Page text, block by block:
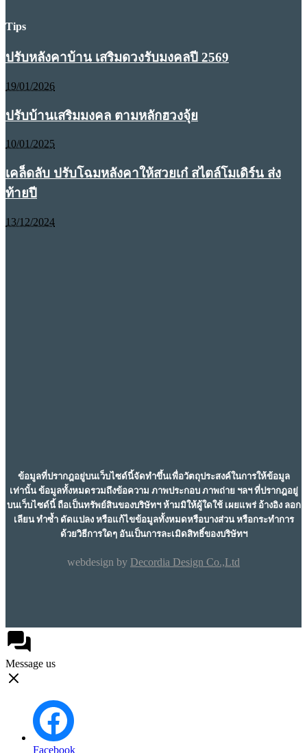
Tips
ปรับหลังคาบ้าน เสริมดวงรับมงคลปี 2569
19/01/2026
ปรับบ้านเสริมมงคล ตามหลักฮวงจุ้ย
10/01/2025
เคล็ดลับ ปรับโฉมหลังคาให้สวยเก๋ สไตล์โมเดิร์น ส่ง
ท้ายปี
13/12/2024
ข้อมูลที่ปรากฎอยู่บนเว็บไซด์นี้จัดทำขึ้นเพื่อวัตถุประสงค์ในการให้ข้อมูล
เท่านั้น ข้อมูลทั้งหมดรวมถึงข้อความ ภาพประกอบ ภาพถ่าย ฯลฯ ที่ปรากฎอยู่
บนเว็บไซด์นี้ ถือเป็นทรัพย์สินของบริษัทฯ ห้ามมิให้ผู้ใดใช้ เผยแพร่ อ้างอิง ลอก
เลียน ทำซ้ำ ดัดแปลง หรือแก้ไขข้อมูลทั้งหมดหรือบางส่วน หรือกระทำการ
ด้วยวิธีการใดๆ อันเป็นการละเมิดสิทธิ์ของบริษัทฯ
webdesign by Decordia Design Co.,Ltd
Message us
Facebook